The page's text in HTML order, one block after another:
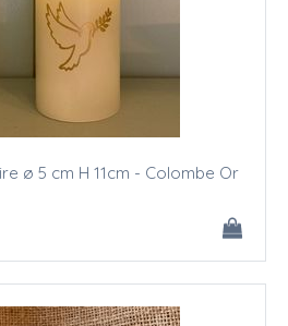
ø 5 cm H 11cm - Colombe Or